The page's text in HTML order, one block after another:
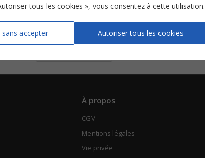
Un homme
À propos
CGV
Mentions légales
Vie privée
tous les cookies », vous consentez à cette utilisation.
accepter Autoriser tous les cookies